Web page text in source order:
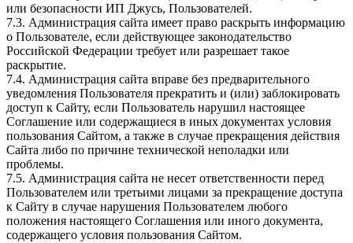
или безопасности ИП Джусь, Пользователей.
7.3. Администрация сайта имеет право раскрыть информацию
о Пользователе, если действующее законодательство
Российской Федерации требует или разрешает такое
раскрытие.
7.4. Администрация сайта вправе без предварительного
уведомления Пользователя прекратить и (или) заблокировать
доступ к Сайту, если Пользователь нарушил настоящее
Соглашение или содержащиеся в иных документах условия
пользования Сайтом, а также в случае прекращения действия
Сайта либо по причине технической неполадки или
проблемы.
7.5. Администрация сайта не несет ответственности перед
Пользователем или третьими лицами за прекращение доступа
к Сайту в случае нарушения Пользователем любого
положения настоящего Соглашения или иного документа,
содержащего условия пользования Сайтом.